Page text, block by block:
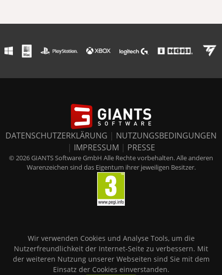
DATENSCHUTZERKLÄRUNG | NUTZUNGSBEDINGUNGEN
| IMPRESSUM | PRESSE
© 2026 GIANTS Software GmbH Alle Rechte vorbehalten. Alle anderen
Warenzeichen sind das Eigentum ihrer jeweiligen Besitzer.
Wir verwenden Cookies und Analyse Tools, um die
Nutzerfreundlichkeit der Internet-Seite zu verbessern. Mit
der weiteren Nutzung unserer Webseiten sind Sie mit dem
Einsatz der Cookies einverstanden.